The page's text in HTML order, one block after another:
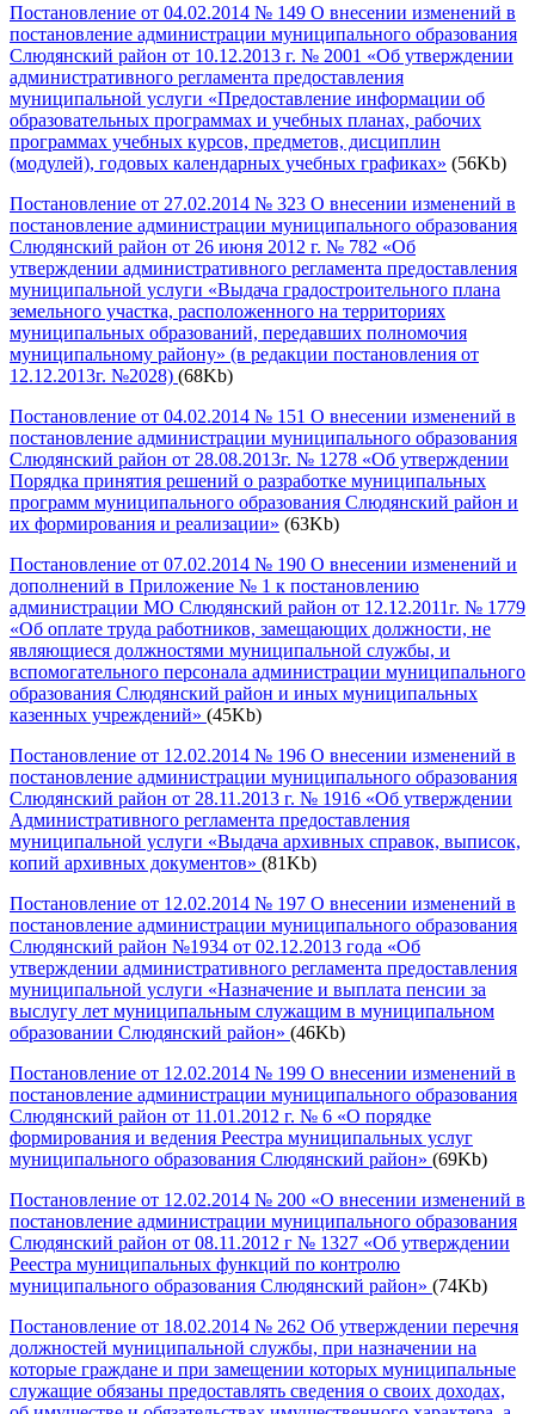
Постановление от 04.02.2014 № 149 О внесении изменений в
постановление администрации муниципального образования
Слюдянский район от 10.12.2013 г. № 2001 «Об утверждении
административного регламента предоставления
муниципальной услуги «Предоставление информации об
образовательных программах и учебных планах, рабочих
программах учебных курсов, предметов, дисциплин
(модулей), годовых календарных учебных графиках» (56Kb)
Постановление от 27.02.2014 № 323 О внесении изменений в
постановление администрации муниципального образования
Слюдянский район от 26 июня 2012 г. № 782 «Об
утверждении административного регламента предоставления
муниципальной услуги «Выдача градостроительного плана
земельного участка, расположенного на территориях
муниципальных образований, передавших полномочия
муниципальному району» (в редакции постановления от
12.12.2013г. №2028) (68Kb)
Постановление от 04.02.2014 № 151 О внесении изменений в
постановление администрации муниципального образования
Слюдянский район от 28.08.2013г. № 1278 «Об утверждении
Порядка принятия решений о разработке муниципальных
программ муниципального образования Слюдянский район и
их формирования и реализации» (63Kb)
Постановление от 07.02.2014 № 190 О внесении изменений и
дополнений в Приложение № 1 к постановлению
администрации МО Слюдянский район от 12.12.2011г. № 1779
«Об оплате труда работников, замещающих должности, не
являющиеся должностями муниципальной службы, и
вспомогательного персонала администрации муниципального
образования Слюдянский район и иных муниципальных
казенных учреждений» (45Kb)
Постановление от 12.02.2014 № 196 О внесении изменений в
постановление администрации муниципального образования
Слюдянский район от 28.11.2013 г. № 1916 «Об утверждении
Административного регламента предоставления
муниципальной услуги «Выдача архивных справок, выписок,
копий архивных документов» (81Kb)
Постановление от 12.02.2014 № 197 О внесении изменений в
постановление администрации муниципального образования
Слюдянский район №1934 от 02.12.2013 года «Об
утверждении административного регламента предоставления
муниципальной услуги «Назначение и выплата пенсии за
выслугу лет муниципальным служащим в муниципальном
образовании Слюдянский район» (46Kb)
Постановление от 12.02.2014 № 199 О внесении изменений в
постановление администрации муниципального образования
Слюдянский район от 11.01.2012 г. № 6 «О порядке
формирования и ведения Реестра муниципальных услуг
муниципального образования Слюдянский район» (69Kb)
Постановление от 12.02.2014 № 200 «О внесении изменений в
постановление администрации муниципального образования
Слюдянский район от 08.11.2012 г № 1327 «Об утверждении
Реестра муниципальных функций по контролю
муниципального образования Слюдянский район» (74Kb)
Постановление от 18.02.2014 № 262 Об утверждении перечня
должностей муниципальной службы, при назначении на
которые граждане и при замещении которых муниципальные
служащие обязаны предоставлять сведения о своих доходах,